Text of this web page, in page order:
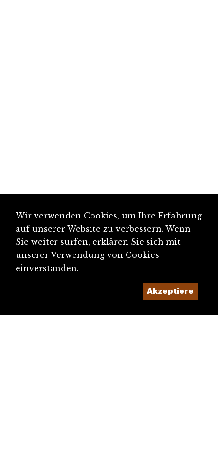
Wir verwenden Cookies, um Ihre Erfahrung
auf unserer Website zu verbessern. Wenn
Sie weiter surfen, erklären Sie sich mit
unserer Verwendung von Cookies
einverstanden.
Akzeptiere